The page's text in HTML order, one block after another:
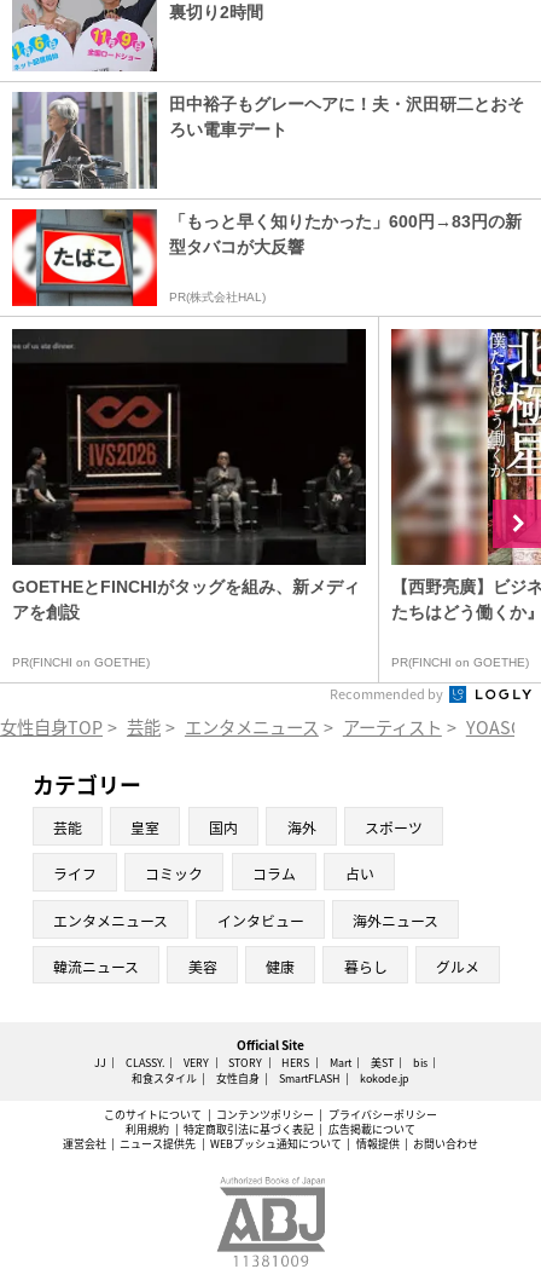
裏切り2時間
田中裕子もグレーヘアに！夫・沢田研二とおそ
ろい電車デート
「もっと早く知りたかった」600円→83円の新
型タバコが大反響
PR(株式会社HAL)
GOETHEとFINCHIがタッグを組み、新メディ
アを創設
PR(FINCHI on GOETHE)
【西野亮廣】ビ
たちはどう働くか
PR(FINCHI on GOETHE)
Recommended by
女性自身TOP > 芸能 > エンタメニュース > アーティスト > YOASOBI
カテゴリー
芸能 皇室 国内 海外 スポーツ
ライフ コミック コラム 占い
エンタメニュース インタビュー 海外ニュース
韓流ニュース 美容 健康 暮らし グルメ
Official Site
JJ CLASSY. VERY STORY HERS Mart 美ST
bis
和食スタイル
女性自身 SmartFLASH kokode.jp
このサイトについて コンテンツポリシー
プライバシーポリシー
利用規約
特定商取引法に基づく表記
広告掲載について
運営会社
ニュース提供先 WEBプッシュ通知について 情報提供 お問い合わせ